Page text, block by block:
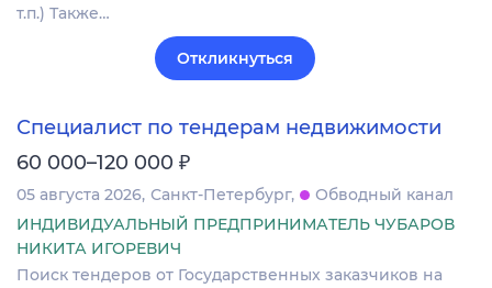
т.п.) Также…
Откликнуться
Специалист по тендерам недвижимости
60 000–120 000 ₽
05 августа 2026 Санкт-Петербург
Обводный канал
ИНДИВИДУАЛЬНЫЙ ПРЕДПРИНИМАТЕЛЬ ЧУБАРОВ
НИКИТА ИГОРЕВИЧ
Поиск тендеров от Государственных заказчиков на